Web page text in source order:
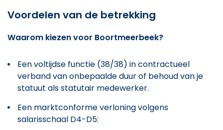
Voordelen van de betrekking
Waarom kiezen voor Boortmeerbeek?
Een voltijdse functie (38/38) in contractueel
verband van onbepaalde duur of behoud van je
statuut als statutair medewerker.
Een marktconforme verloning volgens
salarisschaal D4-D5: